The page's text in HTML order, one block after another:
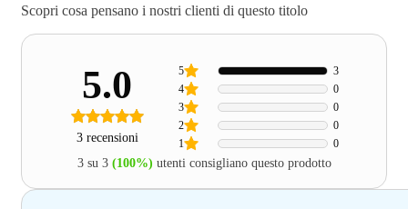
Scopri cosa pensano i nostri clienti di questo titolo
5.0
3 recensioni 1 0
2 0
3 0
4 0
5 3
3 su 3 (100%) utenti consigliano questo prodotto